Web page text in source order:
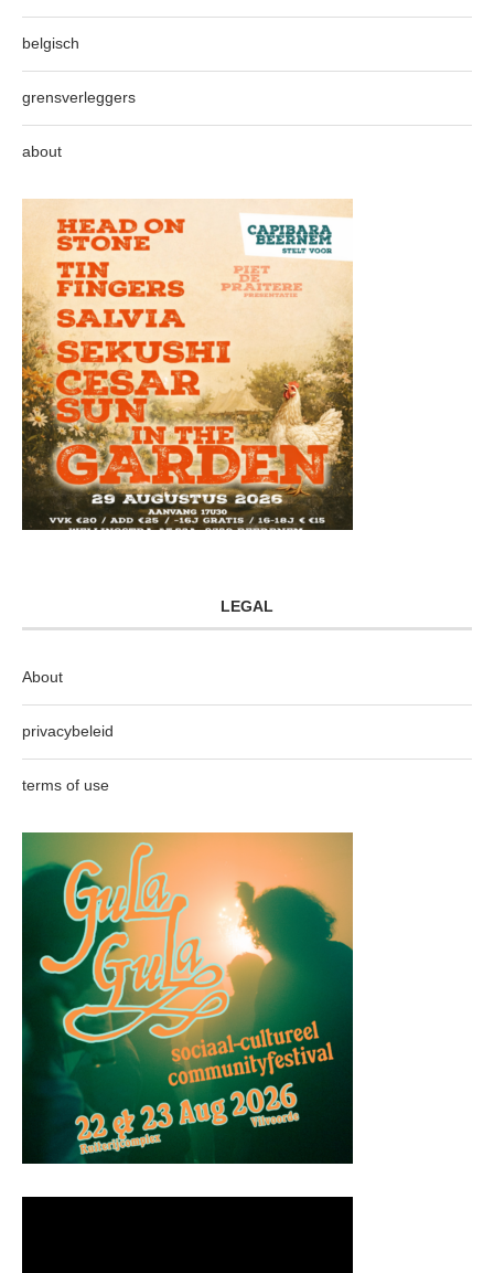
belgisch
grensverleggers
about
LEGAL
About
privacybeleid
terms of use